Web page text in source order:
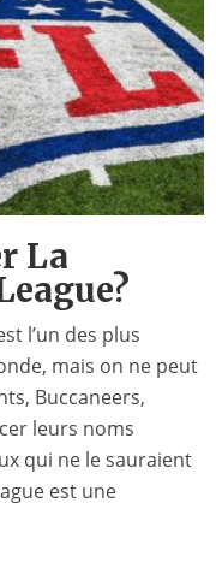
La
l’un des plus
mais on ne peut
Buccaneers,
leurs noms
qui ne le sauraient
est une